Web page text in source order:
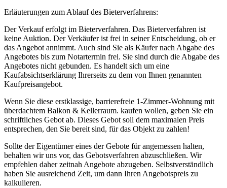
Erläuterungen zum Ablauf des Bieterverfahrens:
Der Verkauf erfolgt im Bieterverfahren. Das Bieterverfahren ist
keine Auktion. Der Verkäufer ist frei in seiner Entscheidung, ob er
das Angebot annimmt. Auch sind Sie als Käufer nach Abgabe des
Angebotes bis zum Notartermin frei. Sie sind durch die Abgabe des
Angebotes nicht gebunden. Es handelt sich um eine
Kaufabsichtserklärung Ihrerseits zu dem von Ihnen genannten
Kaufpreisangebot.
Wenn Sie diese erstklassige, barrierefreie 1-Zimmer-Wohnung mit
überdachtem Balkon & Kellerraum. kaufen wollen, geben Sie ein
schriftliches Gebot ab. Dieses Gebot soll dem maximalen Preis
entsprechen, den Sie bereit sind, für das Objekt zu zahlen!
Sollte der Eigentümer eines der Gebote für angemessen halten,
behalten wir uns vor, das Gebotsverfahren abzuschließen. Wir
empfehlen daher zeitnah Angebote abzugeben. Selbstverständlich
haben Sie ausreichend Zeit, um dann Ihren Angebotspreis zu
kalkulieren.